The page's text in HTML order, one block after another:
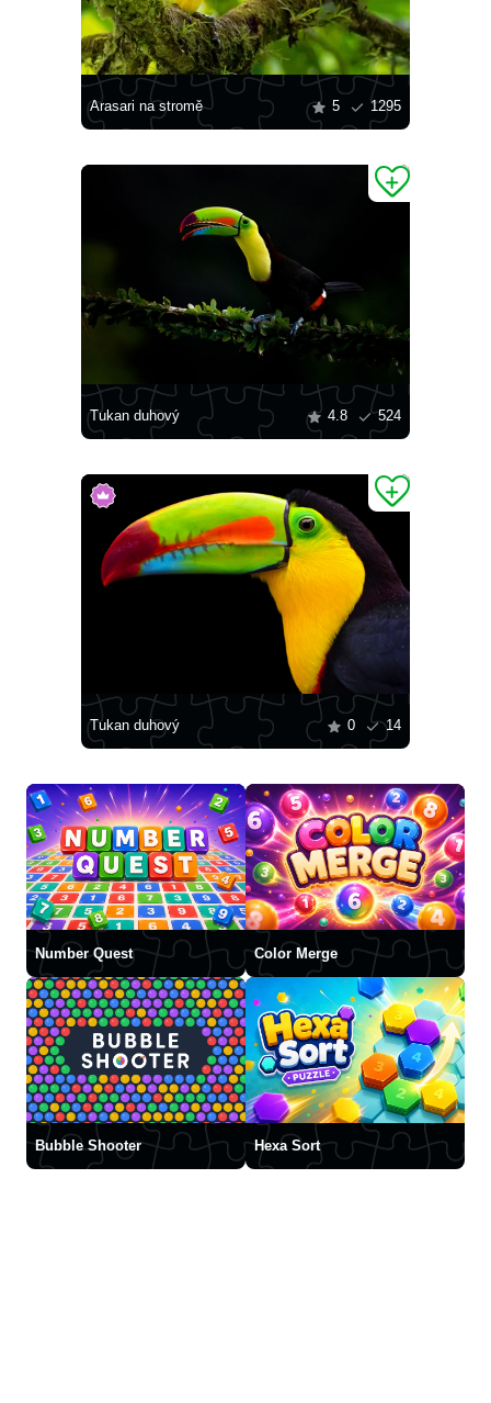
Arasari na stromě 5 1295
Tukan duhový 4.8 524
Tukan duhový 0 14
Number Quest Color Merge
Bubble Shooter Hexa Sort